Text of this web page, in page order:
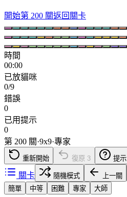
開始第 200 關返回關卡
時間
00:00
已放貓咪
0/9
錯誤
0
已用提示
0
第 200 關·9x9·專家
重新開始 復原 3 提示
關卡 隨機模式 上一關
簡單
中等 困難 專家 大師